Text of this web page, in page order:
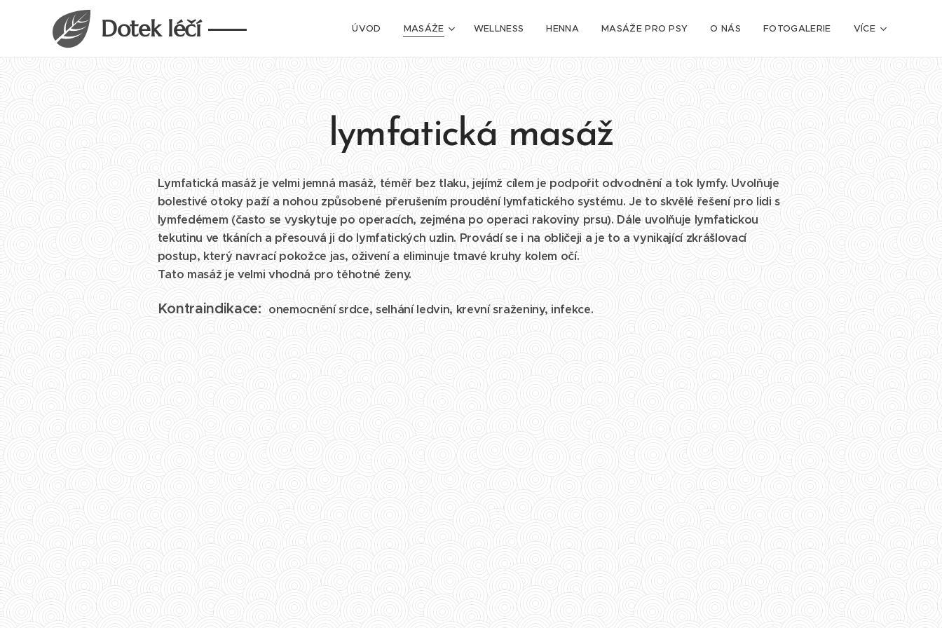
Dotek léčí ÚVOD MASÁŽE WELLNESS HENNA MASÁŽE PRO PSY O NÁS FOTOGALERIE VÍCE
lymfatická masáž
Lymfatická masáž je velmi jemná masáž, téměř bez tlaku, jejímž cílem je podpořit odvodnění a tok lymfy. Uvolňuje
bolestivé otoky paží a nohou způsobené přerušením proudění lymfatického systému. Je to skvělé řešení pro lidi s
lymfedémem (často se vyskytuje po operacích, zejména po operaci rakoviny prsu). Dále uvolňuje lymfatickou
tekutinu ve tkáních a přesouvá ji do lymfatických uzlin. Provádí se i na obličeji a je to a vynikající zkrášlovací
postup, který navrací pokožce jas, oživení a eliminuje tmavé kruhy kolem očí.
Tato masáž je velmi vhodná pro těhotné ženy.
Kontraindikace: onemocnění srdce, selhání ledvin, krevní sraženiny, infekce.